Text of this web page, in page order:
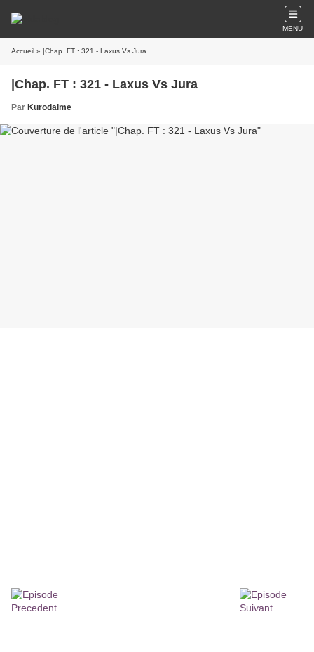
MENU
Accueil » |Chap. FT : 321 - Laxus Vs Jura
|Chap. FT : 321 - Laxus Vs Jura
Par Kurodaime